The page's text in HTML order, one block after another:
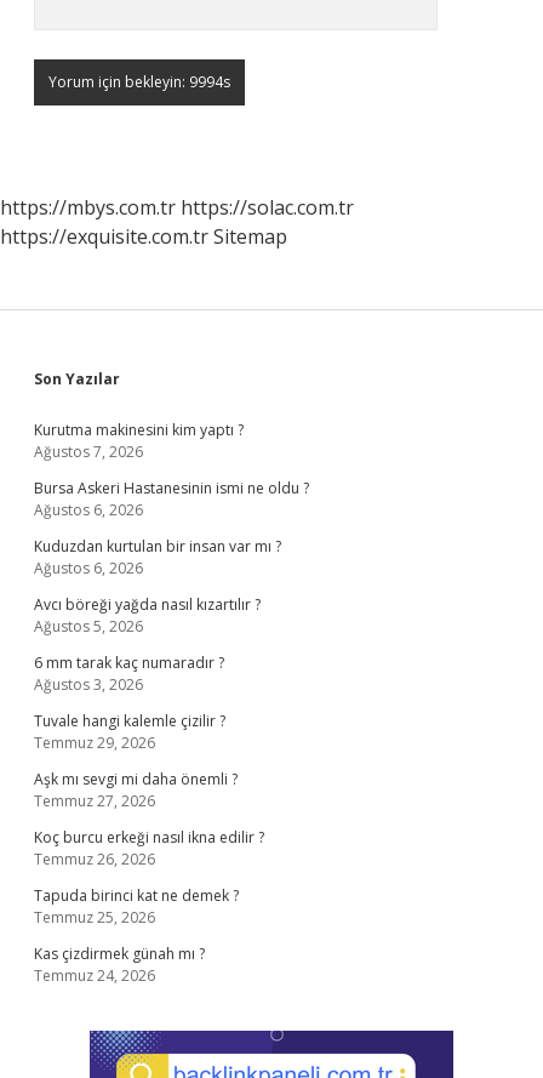
https://mbys.com.tr https://solac.com.tr
https://exquisite.com.trSitemap
Sidebar
Son Yazılar
Kurutma makinesini kim yaptı ?
Ağustos 7, 2026
Bursa Askeri Hastanesinin ismi ne oldu ?
Ağustos 6, 2026
Kuduzdan kurtulan bir insan var mı ?
Ağustos 6, 2026
Avcı böreği yağda nasıl kızartılır ?
Ağustos 5, 2026
6 mm tarak kaç numaradır ?
Ağustos 3, 2026
Tuvale hangi kalemle çizilir ?
Temmuz 29, 2026
Aşk mı sevgi mi daha önemli ?
Temmuz 27, 2026
Koç burcu erkeği nasıl ikna edilir ?
Temmuz 26, 2026
Tapuda birinci kat ne demek ?
Temmuz 25, 2026
Kas çizdirmek günah mı ?
Temmuz 24, 2026